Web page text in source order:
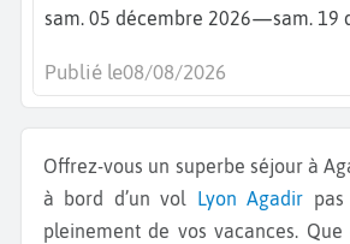
sam. 05 décembre 2026—sam. 19
Publié le08/08/2026
Offrez-vous un superbe séjour à Agadir ! Embarquez
à bord d’un vol Lyon Agadir
pleinement de vos vacances.